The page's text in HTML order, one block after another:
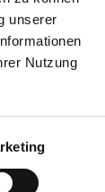
unserer
Nutzung